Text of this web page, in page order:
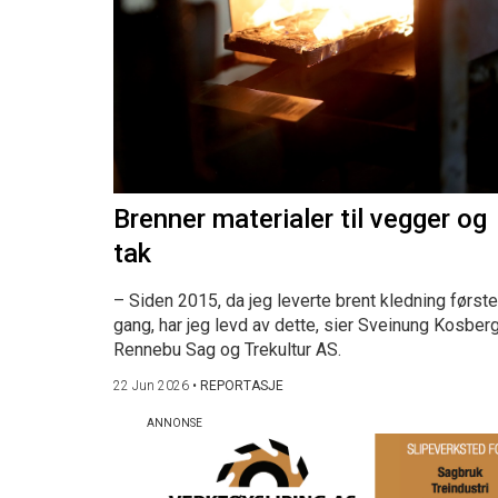
Brenner materialer til vegger og
tak
– Siden 2015, da jeg leverte brent kledning første
gang, har jeg levd av dette, sier Sveinung
Rennebu Sag og Trekultur AS.
22 Jun 2026 • REPORTASJE